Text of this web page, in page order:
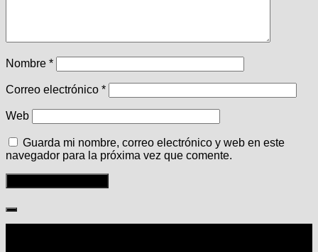
Nombre *
Correo electrónico *
Web
Guarda mi nombre, correo electrónico y web en este
navegador para la próxima vez que comente.